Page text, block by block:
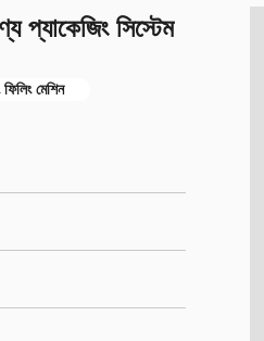
প্যাকেজিং সিস্টেম
মেশিন